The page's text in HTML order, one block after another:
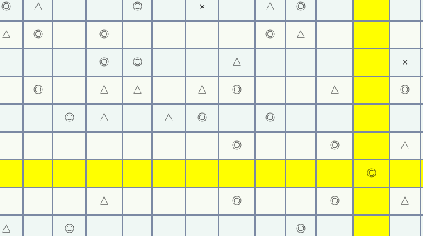
◎ △ ◎ × △ ◎
△ ◎ ◎ ◎ △
◎ ◎ △ ×
◎ △ △ △ ◎ △ ◎
◎ △ △ ◎ ◎
◎ ◎ △
◎
△ ◎ ◎ △
△ ◎ ◎